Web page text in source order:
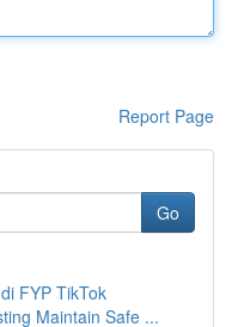
Report Page
Go
FYP TikTok
Maintain Safe ...